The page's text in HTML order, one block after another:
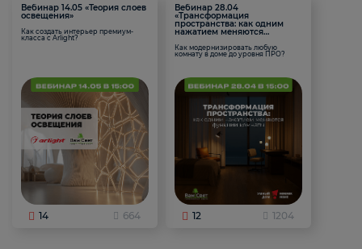
Вебинар 14.05 «Теория слоев
освещения»
Как создать интерьер премиум-
класса с Arlight?
14 664
Вебинар 28.04
«Трансформация
пространства: как одним
нажатием меняются
Как модернизировать любую
комнату в доме до уровня ПРО?
12 1204